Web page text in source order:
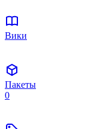
Вики
Пакеты
0